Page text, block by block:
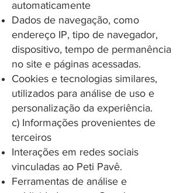
automaticamente
Dados de navegação, como
endereço IP, tipo de navegador,
dispositivo, tempo de permanência
no site e páginas acessadas.
Cookies e tecnologias similares,
utilizados para análise de uso e
personalização da experiência.
c) Informações provenientes de
terceiros
Interações em redes sociais
vinculadas ao Peti Pavê.
Ferramentas de análise e